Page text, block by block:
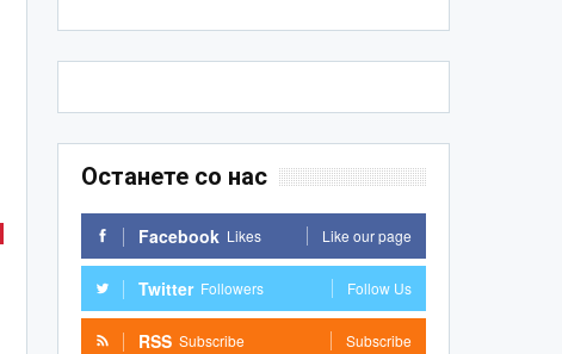
Останете со нас
Facebook Likes Like our page
Twitter Followers Follow Us
RSS Subscribe Subscribe